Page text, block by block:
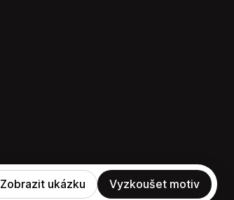
Zobrazit ukázku Vyzkoušet motiv